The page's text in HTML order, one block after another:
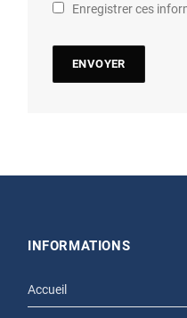
Enregistrer ces
INFORMATIONS
Accueil